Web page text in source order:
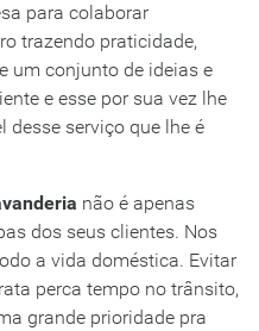
para colaborar
trazendo praticidade,
um conjunto de ideias e
e esse por sua vez lhe
desse serviço que lhe é
não é apenas
dos seus clientes. Nos
a vida doméstica. Evitar
perca tempo no trânsito,
grande prioridade pra